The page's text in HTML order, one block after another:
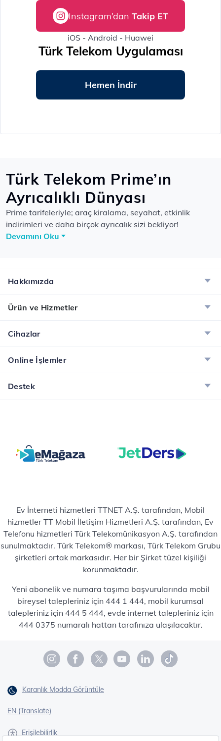
Instagram’dan Takip ET
iOS - Android - Huawei
Türk Telekom Uygulaması
Hemen İndir
Türk Telekom Prime’ın
Ayrıcalıklı Dünyası
Prime tarifeleriyle; araç kiralama, seyahat, etkinlik
indirimleri ve daha birçok ayrıcalık sizi bekliyor!
Devamını Oku
Hakkımızda
Ürün ve Hizmetler
Cihazlar
Online İşlemler
Destek
Ev İnterneti hizmetleri TTNET A.Ş. tarafından, Mobil
hizmetler TT Mobil İletişim Hizmetleri A.Ş. tarafından, Ev
Telefonu hizmetleri Türk Telekomünikasyon A.Ş. tarafından
sunulmaktadır. Türk Telekom® markası, Türk Telekom Grubu
şirketleri ortak markasıdır. Her bir Şirket tüzel kişiliği
korunmaktadır.
Yeni abonelik ve numara taşıma başvurularında mobil
bireysel talepleriniz için 444 1 444, mobil kurumsal
talepleriniz için 444 5 444, evde internet talepleriniz için
444 0375 numaralı hattan tarafınıza ulaşılacaktır.
Karanlık Modda Görüntüle
EN (Translate)
Erişilebilirlik